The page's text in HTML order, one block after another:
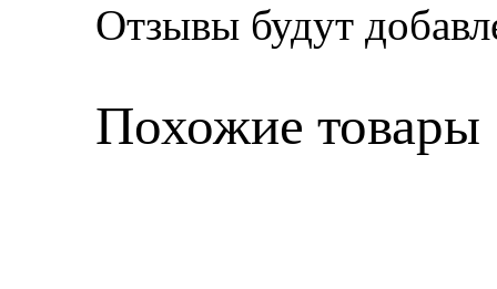
Отзывы будут
Похожие товары